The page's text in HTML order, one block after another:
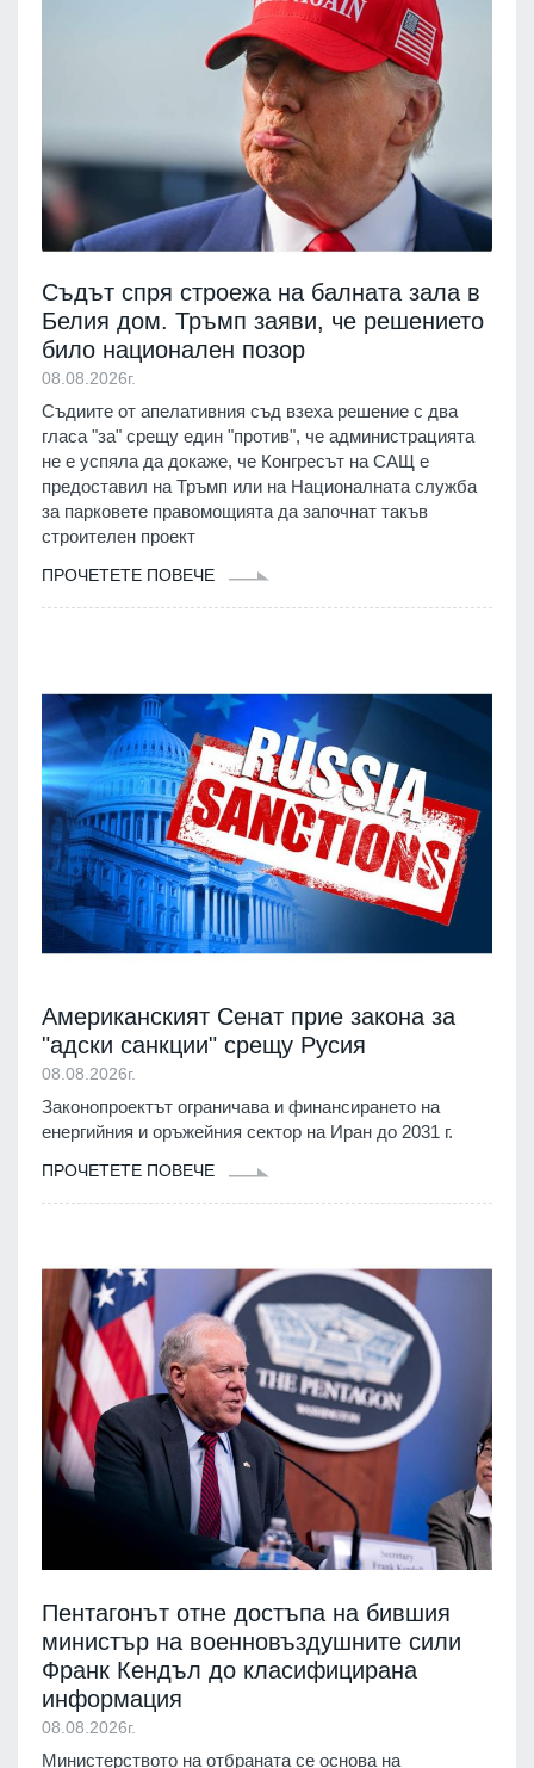
Съдът спря строежа на балната зала в
Белия дом. Тръмп заяви, че решението
било национален позор
08.08.2026г.
Съдиите от апелативния съд взеха решение с два
гласа "за" срещу един "против", че администрацията
не е успяла да докаже, че Конгресът на САЩ е
предоставил на Тръмп или на Националната служба
за парковете правомощията да започнат такъв
строителен проект
ПРОЧЕТЕТЕ ПОВЕЧЕ
Американският Сенат прие закона за
"адски санкции" срещу Русия
08.08.2026г.
Законопроектът ограничава и финансирането на
енергийния и оръжейния сектор на Иран до 2031 г.
ПРОЧЕТЕТЕ ПОВЕЧЕ
Пентагонът отне достъпа на бившия
министър на военновъздушните сили
Франк Кендъл до класифицирана
информация
08.08.2026г.
Министерството на отбраната се основа на